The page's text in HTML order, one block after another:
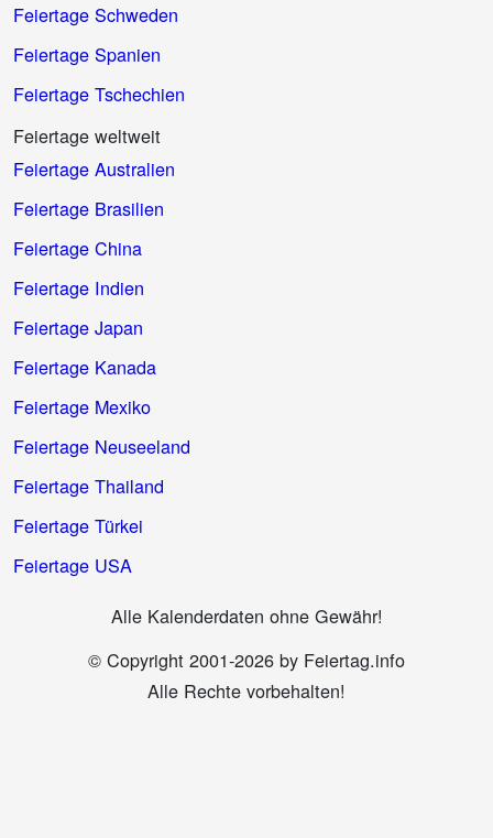
Feiertage Schweden
Feiertage Spanien
Feiertage Tschechien
Feiertage weltweit
Feiertage Australien
Feiertage Brasilien
Feiertage China
Feiertage Indien
Feiertage Japan
Feiertage Kanada
Feiertage Mexiko
Feiertage Neuseeland
Feiertage Thailand
Feiertage Türkei
Feiertage USA
Alle Kalenderdaten ohne Gewähr!
© Copyright 2001-2026 by Feiertag.info
Alle Rechte vorbehalten!